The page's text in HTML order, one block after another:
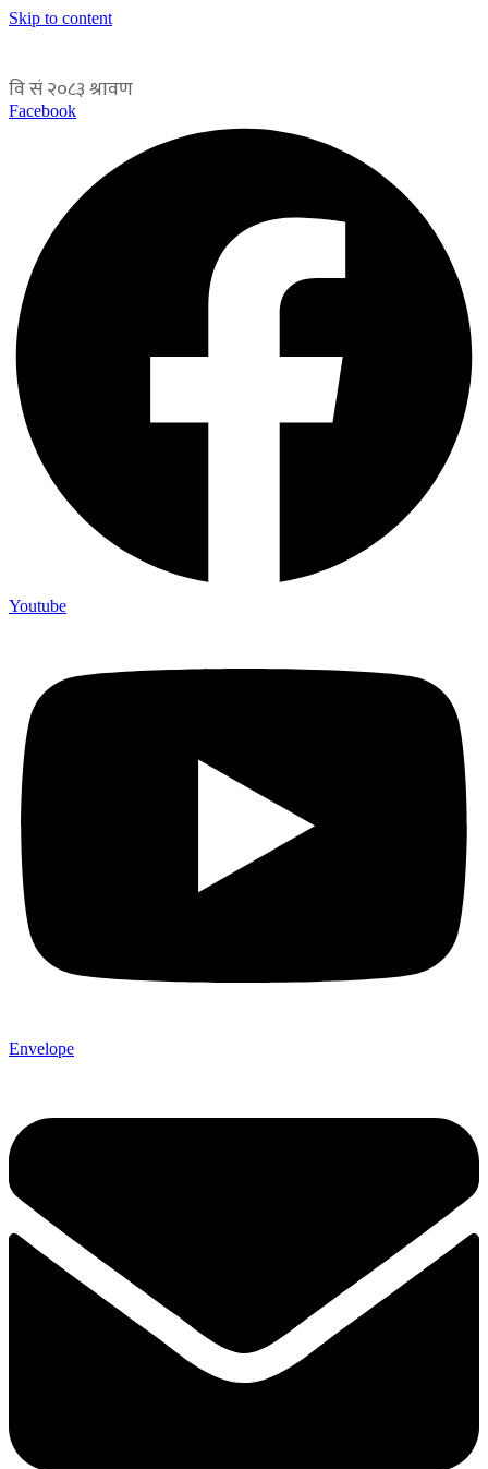
Skip to content
Facebook
Youtube
Envelope